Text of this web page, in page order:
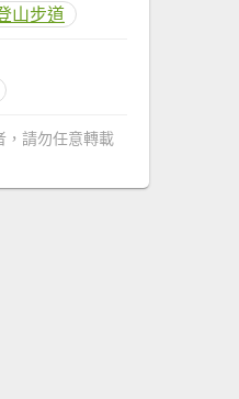
山步道
，請勿任意轉載